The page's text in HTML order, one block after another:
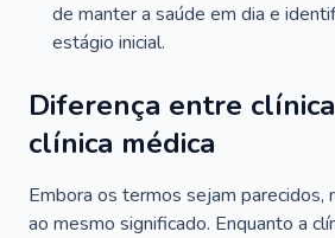
de manter a saúde em dia e
estágio inicial.
Diferença entre
clínica médica
Embora os termos sejam parecidos,
ao mesmo significado. Enquanto a